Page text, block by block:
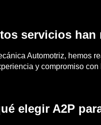
servicios han
Automotriz, hemos
y compromiso
elegir A2P